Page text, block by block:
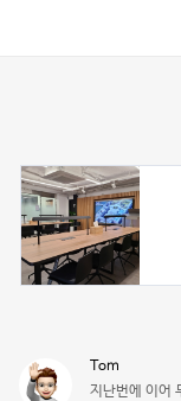
Tom
지난번에 이어